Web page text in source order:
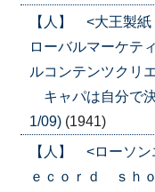
【人】 <大王製
ローバルマーケテ
ルコンテンツクリ
キャパは自分で
1/09) (1941)
【人】 <ローソ
ｅｃｏｒｄ ｓｈ